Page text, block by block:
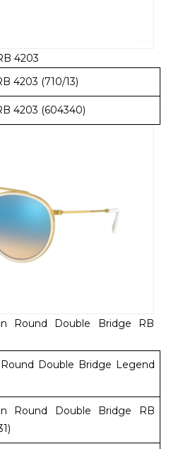
4203
4203 (710/13)
4203 (604340)
Round Double Bridge RB
Double Bridge Legend
Round Double Bridge RB